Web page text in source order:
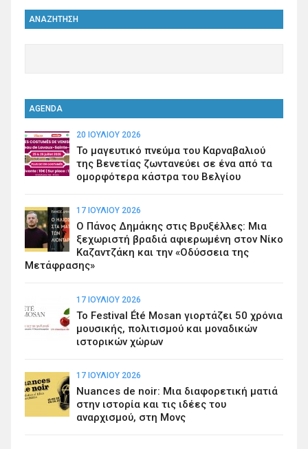
ΑΝΑΖΗΤΗΣΗ
AGENDA
20 ΙΟΥΛΊΟΥ 2026
Το μαγευτικό πνεύμα του Καρναβαλιού
της Βενετίας ζωντανεύει σε ένα από τα
ομορφότερα κάστρα του Βελγίου
17 ΙΟΥΛΊΟΥ 2026
Ο Πάνος Δημάκης στις Βρυξέλλες: Μια
ξεχωριστή βραδιά αφιερωμένη στον Νίκο
Καζαντζάκη και την «Οδύσσεια της
Μετάφρασης»
17 ΙΟΥΛΊΟΥ 2026
Το Festival Été Mosan γιορτάζει 50 χρόνια
μουσικής, πολιτισμού και μοναδικών
ιστορικών χώρων
17 ΙΟΥΛΊΟΥ 2026
Nuances de noir: Μια διαφορετική ματιά
στην ιστορία και τις ιδέες του
αναρχισμού, στη Μονς